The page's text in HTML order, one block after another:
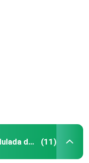
Impressora a jato de tinta ondulada da caixa (11)